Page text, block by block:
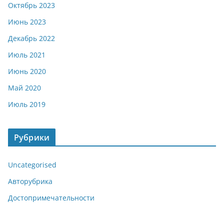
Октябрь 2023
Июнь 2023
Декабрь 2022
Июль 2021
Июнь 2020
Май 2020
Июль 2019
Рубрики
Uncategorised
Авторубрика
Достопримечательности